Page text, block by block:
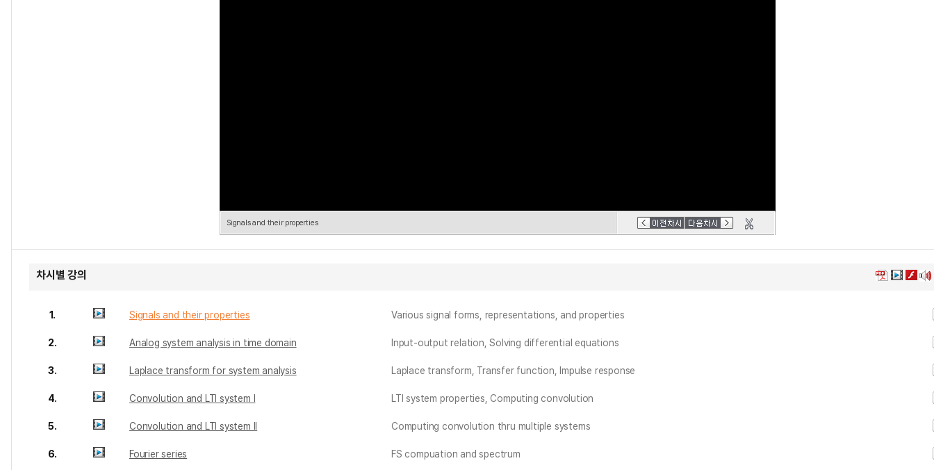
Signals and their properties
차시별 강의
1. Signals and their properties Various signal forms, representations, and properties
2. Analog system analysis in time domain Input-output relation, Solving differential equations
3. Laplace transform for system analysis Laplace transform, Transfer function, Impulse response
4. Convolution and LTI system I LTI system properties, Computing convolution
5. Convolution and LTI system II Computing convolution thru multiple systems
6. Fourier series FS compuation and spectrum